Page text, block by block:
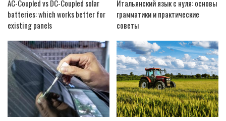
AC-Coupled vs DC-Coupled solar
batteries: which works better for
existing panels
Итальянский язык с нуля: основы
грамматики и практические
советы